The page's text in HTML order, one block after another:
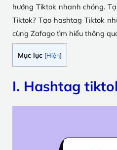
hướng Tiktok nhanh chóng.
Tiktok? Tạo hashtag Tiktok
cùng Zafago tìm hiểu thông
Mục lục [Hiện]
I. Hashtag